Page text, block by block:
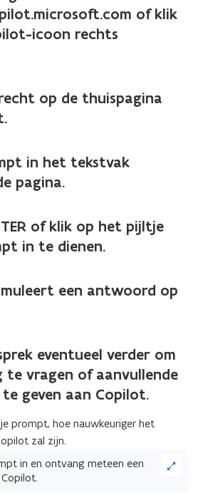
of klik
icoon rechts
op de thuispagina
in het tekstvak
pagina.
of klik op het pijltje
in te dienen.
een antwoord op
eventueel verder om
te vragen of aanvullende
geven aan Copilot.
prompt, hoe nauwkeuriger het
zal zijn.